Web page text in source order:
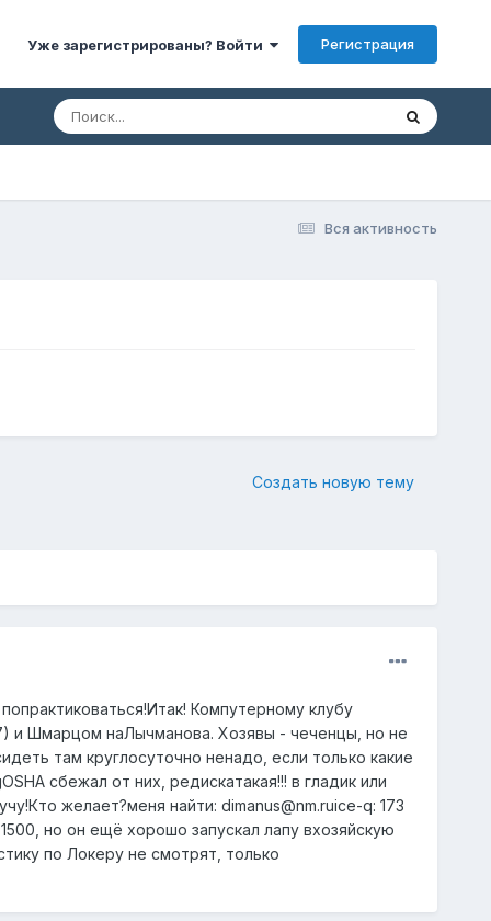
Уже зарегистрированы? Войти Регистрация
Вся активность
Создать новую тему
Компутерному клубу
и Шмарцом наЛычманова. Хозявы - чеченцы, но не
там круглосуточно ненадо, если только какие
сбежал от них, редискатакая!!! в гладик или
желает?меня найти: dimanus@nm.ruice-q: 173
но он ещё хорошо запускал лапу вхозяйскую
по Локеру не смотрят, только